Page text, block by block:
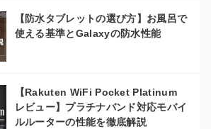
【防水タブレットの選び方】お風呂で
使える基準とGalaxyの防水性能
【Rakuten WiFi Pocket Platinum
レビュー】プラチナバンド対応モバイ
ルルーターの性能を徹底解説